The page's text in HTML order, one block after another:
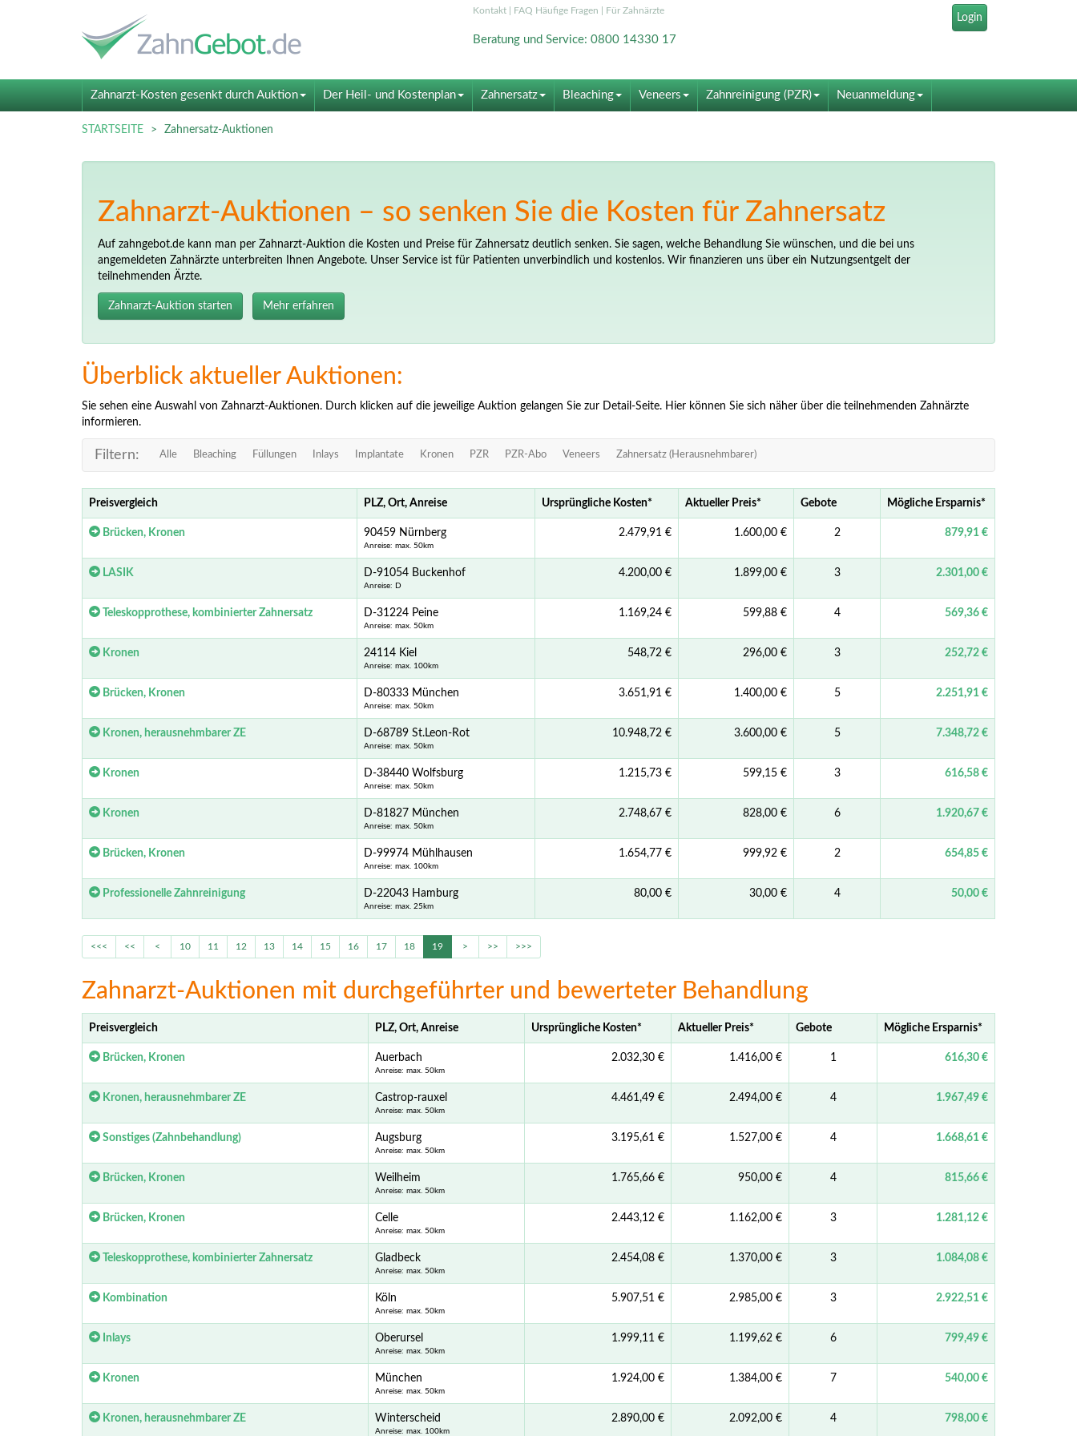
Kontakt| FAQ Häufige Fragen Für Zahnärzte
Login
Beratung und Service: 0800 14330 17
Zahnarzt-Kosten gesenkt durch Auktion Der Heil- und Kostenplan Zahnersatz Bleaching Veneers Zahnreinigung (PZR) Neuanmeldung
STARTSEITE Zahnersatz-Auktionen
Zahnarzt-Auktionen – so senken Sie die Kosten für Zahnersatz
Auf zahngebot.de kann man per Zahnarzt-Auktion die Kosten und Preise für Zahnersatz deutlich senken. Sie sagen, welche Behandlung Sie wünschen, und die bei uns
angemeldeten Zahnärzte unterbreiten Ihnen Angebote. Unser Service ist für Patienten unverbindlich und kostenlos. Wir finanzieren uns über ein Nutzungsentgelt der
teilnehmenden Ärzte.
Zahnarzt-Auktion starten Mehr erfahren
Überblick aktueller Auktionen:
Sie sehen eine Auswahl von Zahnarzt-Auktionen. Durch klicken auf die jeweilige Auktion gelangen Sie zur Detail-Seite. Hier können Sie sich näher über die teilnehmenden Zahnärzte
informieren.
Filtern: Alle Bleaching Füllungen Inlays Implantate Kronen PZR PZR-Abo Veneers Zahnersatz (Herausnehmbarer)
Preisvergleich PLZ, Ort, Anreise Ursprüngliche Kosten* Aktueller Preis* Gebote Mögliche Ersparnis*
Brücken, Kronen 90459 Nürnberg
Anreise: max. 50km
2.479,91 € 1.600,00 € 2 879,91 €
LASIK D-91054 Buckenhof
Anreise: D
4.200,00 € 1.899,00 € 3 2.301,00 €
Teleskopprothese, kombinierter Zahnersatz D-31224 Peine
Anreise: max. 50km
1.169,24 € 599,88 € 4 569,36 €
Kronen 24114 Kiel
Anreise: max. 100km
548,72 € 296,00 € 3 252,72 €
Brücken, Kronen D-80333 München
Anreise: max. 50km
3.651,91 € 1.400,00 € 5 2.251,91 €
Kronen, herausnehmbarer ZE D-68789 St.Leon-Rot
Anreise: max. 50km
10.948,72 € 3.600,00 € 5 7.348,72 €
Kronen D-38440 Wolfsburg
Anreise: max. 50km
1.215,73 € 599,15 € 3 616,58 €
Kronen D-81827 München
Anreise: max. 50km
2.748,67 € 828,00 € 6 1.920,67 €
Brücken, Kronen D-99974 Mühlhausen
Anreise: max. 100km
1.654,77 € 999,92 € 2 654,85 €
Professionelle Zahnreinigung D-22043 Hamburg
Anreise: max. 25km
80,00 € 30,00 € 4 50,00 €
<<< << < 10 11 12 13 14 15 16 17 18 19 > >> >>>
Zahnarzt-Auktionen mit durchgeführter und bewerteter Behandlung
Preisvergleich PLZ, Ort, Anreise Ursprüngliche Kosten* Aktueller Preis* Gebote Mögliche Ersparnis*
Brücken, Kronen Auerbach
Anreise: max. 50km
2.032,30 € 1.416,00 € 1 616,30 €
Kronen, herausnehmbarer ZE Castrop-rauxel
Anreise: max. 50km
4.461,49 € 2.494,00 € 4 1.967,49 €
Sonstiges (Zahnbehandlung) Augsburg
Anreise: max. 50km
3.195,61 € 1.527,00 € 4 1.668,61 €
Brücken, Kronen Weilheim
Anreise: max. 50km
1.765,66 € 950,00 € 4 815,66 €
Brücken, Kronen Celle
Anreise: max. 50km
2.443,12 € 1.162,00 € 3 1.281,12 €
Teleskopprothese, kombinierter Zahnersatz Gladbeck
Anreise: max. 50km
2.454,08 € 1.370,00 € 3 1.084,08 €
Kombination Köln
Anreise: max. 50km
5.907,51 € 2.985,00 € 3 2.922,51 €
Inlays Oberursel
Anreise: max. 50km
1.999,11 € 1.199,62 € 6 799,49 €
Kronen München
Anreise: max. 50km
1.924,00 € 1.384,00 € 7 540,00 €
Kronen, herausnehmbarer ZE Winterscheid
Anreise: max. 100km
2.890,00 € 2.092,00 € 4 798,00 €